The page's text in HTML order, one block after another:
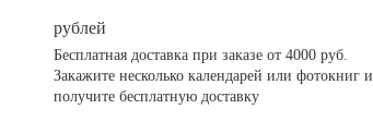
рублей
Бесплатная доставка при заказе от 4000 руб.
Закажите несколько календарей или фотокниг и
получите бесплатную доставку